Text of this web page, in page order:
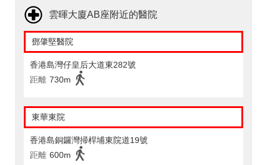
雲暉大廈AB座附近的醫院
鄧肇堅醫院
香港島灣仔皇后大道東282號
距離 730m
東華東院
香港島銅鑼灣掃桿埔東院道19號
距離 600m